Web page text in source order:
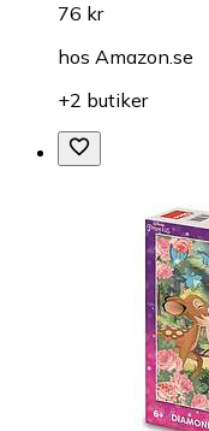
76 kr
hos Amazon.se
+2 butiker